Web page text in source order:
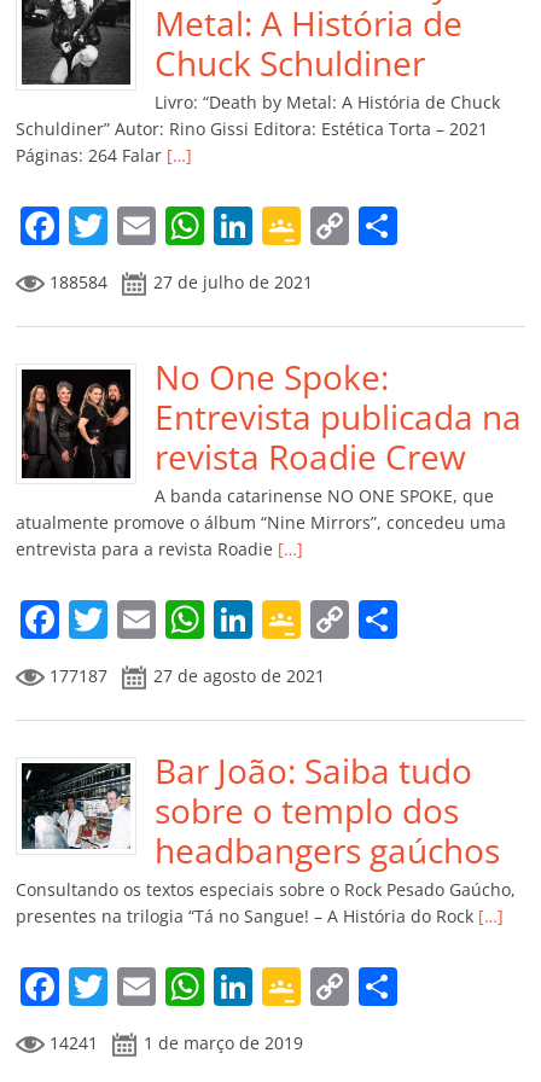
o
o
k
p
p
n Cl
a
ss
ro
m
n
k
til
h
ar
Metal: A História de
Chuck Schuldiner
Livro: “Death by Metal: A História de Chuck
Schuldiner” Autor: Rino Gissi Editora: Estética Torta – 2021
Páginas: 264 Falar […]
F
a
c
e
b
o
o
k
T
w
itt
er
E
m
ai
l
W
h
at
s
A
p
p
Li
n
k
e
dI
n
G
o
o
gl
e
Cl
a
ss
ro
o
m
C
y
Li
n
k
p
til
h
ar
188584 27 de julho de 2021
No One Spoke:
Entrevista publicada na
revista Roadie Crew
A banda catarinense NO ONE SPOKE, que
atualmente promove o álbum “Nine Mirrors”, concedeu uma
entrevista para a revista Roadie […]
F
a
c
e
b
o
o
k
T
w
itt
er
E
m
ai
l
W
at
s
A
p
p
Li
n
k
e
dI
n
G
o
o
gl
e
Cl
a
ss
ro
o
m
C
y
Li
n
k
p
ar
til
h
ar
177187 27 de agosto de 2021
Bar João: Saiba tudo
sobre o templo dos
headbangers gaúchos
Consultando os textos especiais sobre o Rock Pesado Gaúcho,
presentes na trilogia “Tá no Sangue! – A História do Rock […]
F
a
c
T
w
itt
E
m
ai
W
at
Li
n
k
G
o
o
C
14241 1 de março de 2019